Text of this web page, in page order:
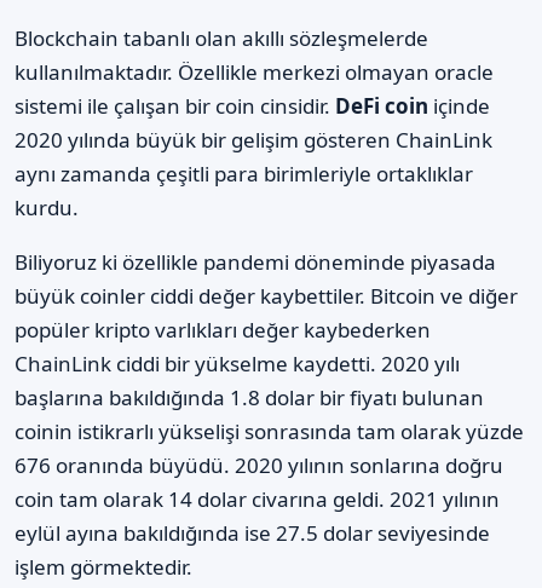
Blockchain tabanlı olan akıllı sözleşmelerde
kullanılmaktadır. Özellikle merkezi olmayan oracle
sistemi ile çalışan bir coin cinsidir. DeFi coin içinde
2020 yılında büyük bir gelişim gösteren ChainLink
aynı zamanda çeşitli para birimleriyle ortaklıklar
kurdu.
Biliyoruz ki özellikle pandemi döneminde piyasada
büyük coinler ciddi değer kaybettiler. Bitcoin ve diğer
popüler kripto varlıkları değer kaybederken
ChainLink ciddi bir yükselme kaydetti. 2020 yılı
başlarına bakıldığında 1.8 dolar bir fiyatı bulunan
coinin istikrarlı yükselişi sonrasında tam olarak yüzde
676 oranında büyüdü. 2020 yılının sonlarına doğru
coin tam olarak 14 dolar civarına geldi. 2021 yılının
eylül ayına bakıldığında ise 27.5 dolar seviyesinde
işlem görmektedir.